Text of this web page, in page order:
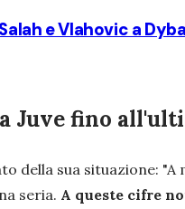
e Vlahovic a
Juve fino
della sua situazione: "A
seria. A queste cifre